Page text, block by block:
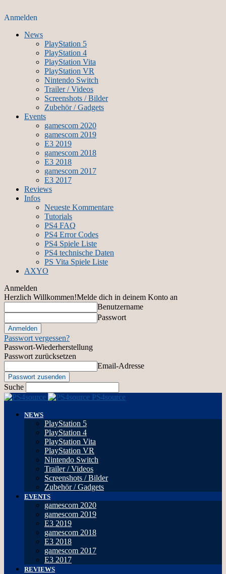
Anmelden
News
PlayStation 5
PlayStation 4
PlayStation Vita
PlayStation VR
Nintendo Switch
Trailer / Videos
Screenshots / Bilder
Zubehör / Gadgets
Events
gamescom 2020
gamescom 2019
E3 2019
gamescom 2018
E3 2018
gamescom 2017
E3 2017
Reviews
Infos
Neueste Kommentare
Tutorials
PS4 FAQ
PS4 Error Codes
PS4 Spiele Liste
PS4 technische Daten
PS Vita Spiele Liste
AXYO
Anmelden
Herzlich Willkommen!Melde dich in deinem Konto an
Benutzername
Passwort
Passwort vergessen?
Passwort-Wiederherstellung
Passwort zurücksetzen
Email-Adresse
Suche
PS4source
NEWS
PlayStation 5
PlayStation 4
PlayStation Vita
PlayStation VR
Nintendo Switch
Trailer / Videos
Screenshots / Bilder
Zubehör / Gadgets
EVENTS
gamescom 2020
gamescom 2019
E3 2019
gamescom 2018
E3 2018
gamescom 2017
E3 2017
REVIEWS